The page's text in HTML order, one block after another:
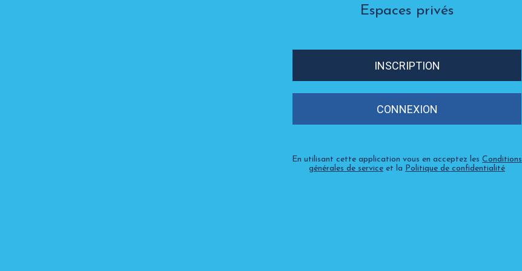
Espaces privés
INSCRIPTION
CONNEXION
En utilisant cette application vous en acceptez les Conditions
générales de service et la Politique de confidentialité